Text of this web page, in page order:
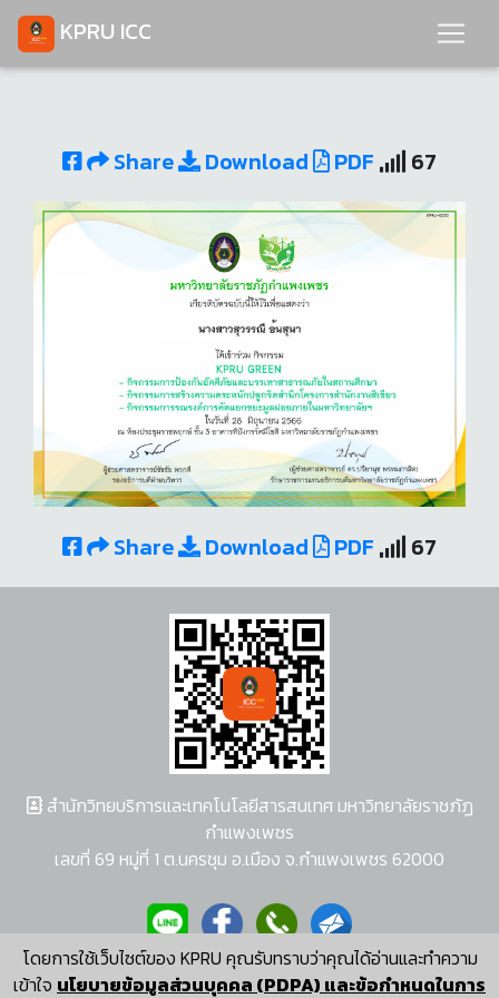
KPRU ICC
Share Download PDF 67
Share Download PDF 67
โดยการใช้เว็บไซต์ของ KPRU คุณรับทราบว่าคุณได้อ่านและทำความ
เข้าใจ นโยบายข้อมูลส่วนบุคคล (PDPA) และข้อกำหนดในการ
สำนักวิทยบริการและเทคโนโลยีสารสนเทศ มหาวิทยาลัยราชภัฏ
กำแพงเพชร
เลขที่ 69 หมู่ที่ 1 ต.นครชุม อ.เมือง จ.กำแพงเพชร 62000
ผู้พัฒนาระบบ อนุชา พวงผกา